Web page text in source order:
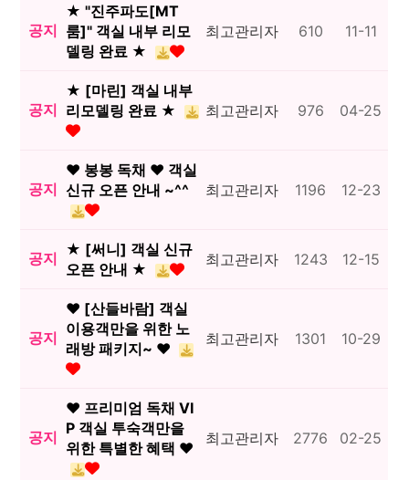
공지
★ "진주파도[MT
룸]" 객실 내부 리모
델링 완료 ★
최고관리자 610 11-11
공지
★ [마린] 객실 내부
리모델링 완료 ★
최고관리자 976 04-25
공지
♥ 봉봉 독채 ♥ 객실
신규 오픈 안내 ~^^
최고관리자 1196 12-23
공지 ★ [써니] 객실 신규
오픈 안내 ★
최고관리자 1243 12-15
공지
♥ [산들바람] 객실
이용객만을 위한 노
래방 패키지~ ♥
최고관리자 1301 10-29
공지
♥ 프리미엄 독채 VI
P 객실 투숙객만을
위한 특별한 혜택 ♥
최고관리자 2776 02-25